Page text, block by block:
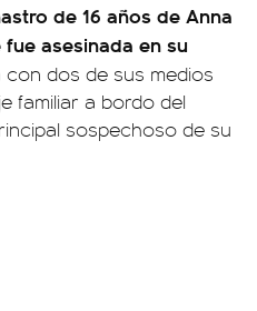
de 16 años de Anna
asesinada en su
dos de sus medios
familiar a bordo del
sospechoso de su